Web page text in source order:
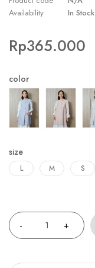
Availability
In Stock
Rp365.000
color
size
L M S